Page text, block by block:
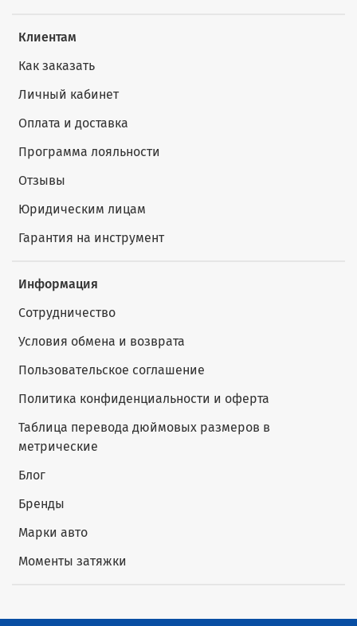
Клиентам
Как заказать
Личный кабинет
Оплата и доставка
Программа лояльности
Отзывы
Юридическим лицам
Гарантия на инструмент
Информация
Сотрудничество
Условия обмена и возврата
Пользовательское соглашение
Политика конфиденциальности и оферта
Таблица перевода дюймовых размеров в
метрические
Блог
Бренды
Марки авто
Моменты затяжки